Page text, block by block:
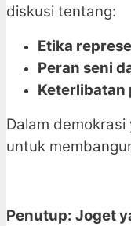
diskusi tentang:
Etika
Peran seni
Keterlibatan
Dalam
untuk
Penutup: Joget